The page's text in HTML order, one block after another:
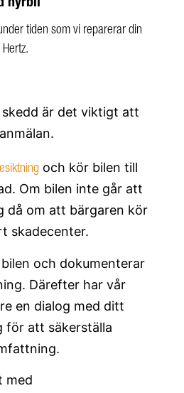
hyrbil
tiden som vi reparerar din
skedd är det viktigt att
och kör bilen till
Om bilen inte går att
då om att bärgaren kör
skadecenter.
och dokumenterar
Därefter har vår
en dialog med ditt
för att säkerställa
med